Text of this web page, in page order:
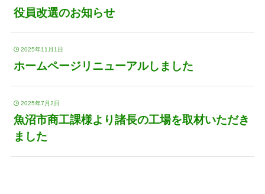
役員改選のお知らせ
2025年11月1日
ホームページリニューアルしました
2025年7月2日
魚沼市商工課様より諸長の工場を取材いただき
ました